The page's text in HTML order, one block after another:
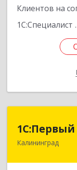
Клиентов на
1С:Специалист
Калининград
236006,